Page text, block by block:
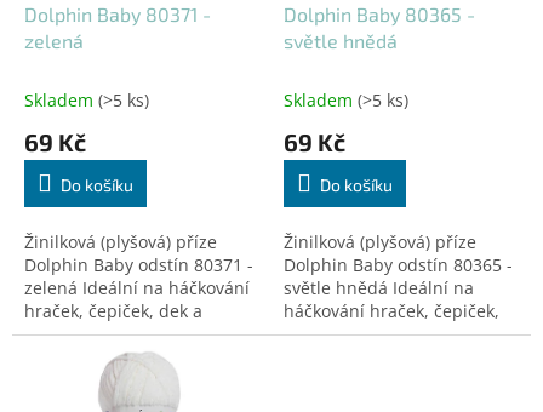
Dolphin Baby 80371 -
zelená
Skladem (>5 ks)
69 Kč
Do košíku
Žinilková (plyšová) příze
Dolphin Baby odstín 80371 -
zelená Ideální na háčkování
hraček, čepiček, dek a
doplňků! Certifikovaná pro
děti do 3 let.
Dolphin Baby 80365 -
světle hnědá
Skladem (>5 ks)
69 Kč
Do košíku
Žinilková (plyšová) příze
Dolphin Baby odstín 80365 -
světle hnědá Ideální na
háčkování hraček, čepiček,
dek a doplňků! Certifikovaná